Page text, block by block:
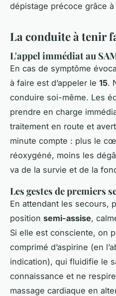
dépistage précoce grâce
La conduite à tenir
L'appel immédiat au
En cas de symptôme
à faire est d’appeler le 15.
conduire soi-même. Les
prendre en charge
traitement en route et
minute compte : plus le
réoxygéné, moins les
va de la survie et de la
Les gestes de premiers
En attendant les secours,
position semi-assise,
Si elle est consciente, on
comprimé d’aspirine (en
indication), qui fluidifie le
connaissance et ne
massage cardiaque en